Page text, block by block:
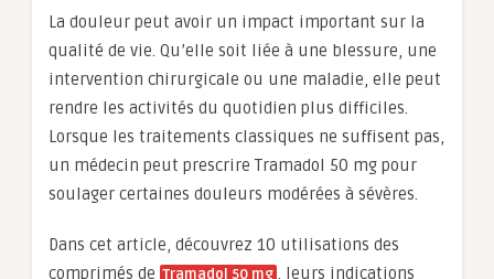
La douleur peut avoir un impact important sur la
qualité de vie. Qu’elle soit liée à une blessure, une
intervention chirurgicale ou une maladie, elle peut
rendre les activités du quotidien plus difficiles.
Lorsque les traitements classiques ne suffisent pas,
un médecin peut prescrire Tramadol 50 mg pour
soulager certaines douleurs modérées à sévères.
Dans cet article, découvrez 10 utilisations des
comprimés de Tramadol 50 mg , leurs indications